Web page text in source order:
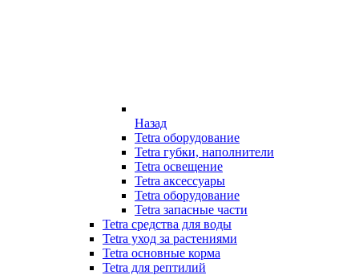
Назад
Tetra оборудование
Tetra губки, наполнители
Tetra освещение
Tetra аксессуары
Tetra оборудование
Tetra запасные части
Tetra средства для воды
Tetra уход за растениями
Tetra основные корма
Tetra для рептилий